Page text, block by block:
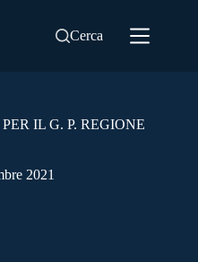
Cerca
IL G. P. REGIONE
2021